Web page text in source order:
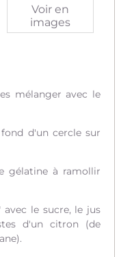
Voir en
images
mélanger avec le
d'un cercle sur
gélatine à ramollir
le sucre, le jus
d'un citron (de